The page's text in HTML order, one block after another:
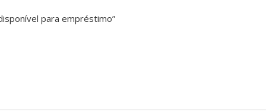
para empréstimo”